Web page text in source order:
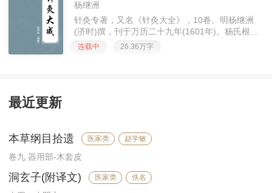
杨继洲
针灸专著，又名《针灸大全》，10卷。明杨继洲
(济时)撰，刊于万历二十九年(1601年)。杨氏根据
家传《卫生针灸玄机秘要》（简称《玄机秘
连载中 26.36万字
最近更新
本草纲目拾遗 医家类 赵学敏
卷九 器用部-木套皮
洞玄子(附译文) 医家类 佚名